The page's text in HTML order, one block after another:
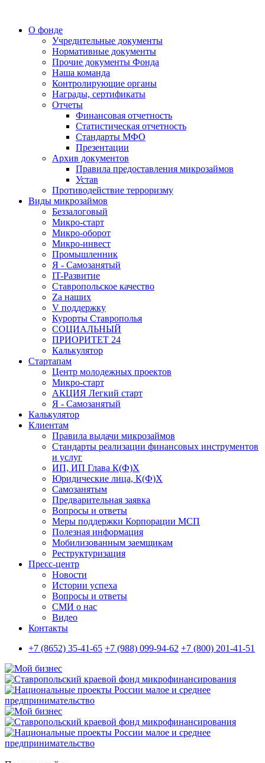
О фонде
Учредительные документы
Нормативные документы
Прочие документы Фонда
Наша команда
Контролирующие органы
Награды, сертификаты
Отчеты
Финансовая отчетность
Статистическая отчетность
Стандарты МФО
Презентации
Архив документов
Правила предоставления микрозаймов
Устав
Противодействие терроризму
Виды микрозаймов
Беззалоговый
Микро-старт
Микро-оборот
Микро-инвест
Промышленник
Я - Самозанятый
IT-Развитие
Ставропольское качество
Za наших
V поддержку
Курорты Ставрополья
СОЦИАЛЬНЫЙ
ПРИОРИТЕТ 24
Калькулятор
Стартапам
Центр молодежных проектов
Микро-старт
АКЦИЯ Легкий старт
Я - Самозанятый
Калькулятор
Клиентам
Правила выдачи микрозаймов
Стандарты реализации финансовых инструментов
и услуг
ИП, ИП Глава К(Ф)Х
Юридические лица, К(Ф)Х
Самозанятым
Предварительная заявка
Вопросы и ответы
Меры поддержки Корпорации МСП
Полезная информация
Мобилизованным заемщикам
Реструктуризация
Пресс-центр
Новости
Истории успеха
Вопросы и ответы
СМИ о нас
Видео
Контакты
+7 (8652) 35-41-65 +7 (988) 099-94-62 +7 (800) 201-41-51